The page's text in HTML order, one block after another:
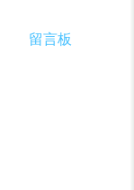
留言板